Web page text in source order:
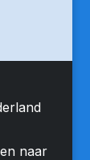
naar